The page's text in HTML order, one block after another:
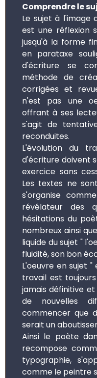
Comprendre le
Le sujet à l'image
est une réflexion
jusqu'à la forme
en parataxe
d'écriture se
méthode de
corrigées et
n'est pas une
offrant à ses
s'agit de
reconduites.
L'évolution du
d'écriture doivent
exercice sans
Les textes ne
s'organise
révélateur des
hésitations du
nombreux ainsi
liquide du sujet "
fluidité, son bon
L'oeuvre en sujet "
travail est
jamais définitive
de nouvelles
commencer que
serait un
Ainsi le poète
recompose
typographie,
comme le peintre